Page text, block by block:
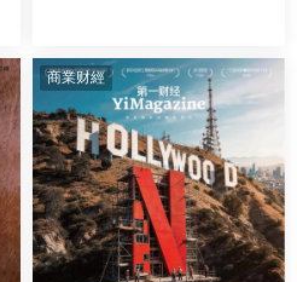
商業财經